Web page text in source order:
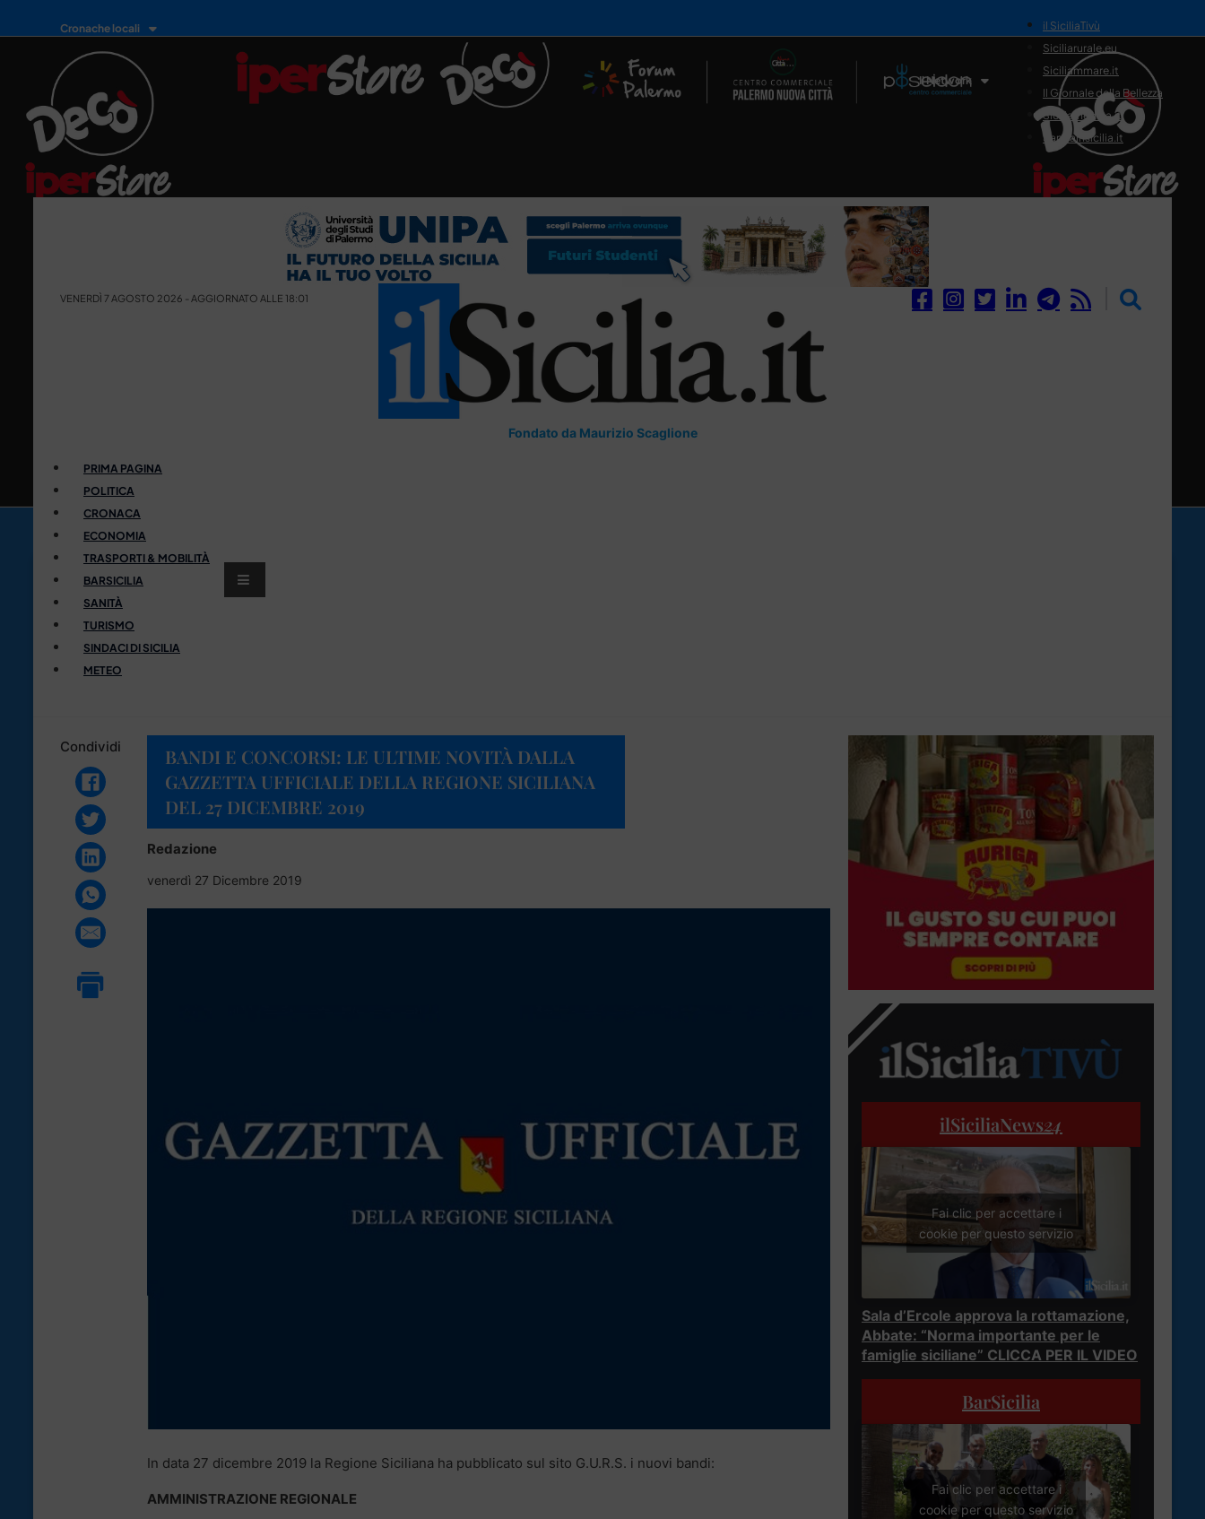
Cronache locali
Il Network
il SiciliaTivù
Siciliarurale.eu
Siciliammare.it
Il Giornale della Bellezza
Siciliamedica.it
Sanitainsicilia.it
VENERDÌ 7 AGOSTO 2026 - AGGIORNATO ALLE 18:01
Fondato da Maurizio Scaglione
PRIMA PAGINA
POLITICA
CRONACA
ECONOMIA
TRASPORTI & MOBILITÀ
BARSICILIA
SANITÀ
TURISMO
SINDACI DI SICILIA
METEO
Condividi
BANDI E CONCORSI: LE ULTIME NOVITÀ DALLA
GAZZETTA UFFICIALE DELLA REGIONE SICILIANA
DEL 27 DICEMBRE 2019
Redazione
venerdì 27 Dicembre 2019
In data 27 dicembre 2019 la Regione Siciliana ha pubblicato sul sito G.U.R.S. i nuovi bandi:
AMMINISTRAZIONE REGIONALE
ilSiciliaNews24
Fai clic per accettare i
cookie per questo servizio
Sala d’Ercole approva la rottamazione,
Abbate: “Norma importante per le
famiglie siciliane” CLICCA PER IL VIDEO
BarSicilia
Fai clic per accettare i
cookie per questo servizio